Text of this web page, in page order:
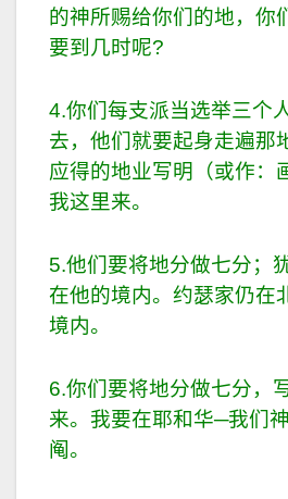
的神所赐给你们的地，你
要到几时呢?
4.你们每支派当选举三个
去，他们就要起身走遍那
应得的地业写明（或作：
我这里来。
5.他们要将地分做七分；
在他的境内。约瑟家仍在
境内。
6.你们要将地分做七分，
来。我要在耶和华─我们
阄。